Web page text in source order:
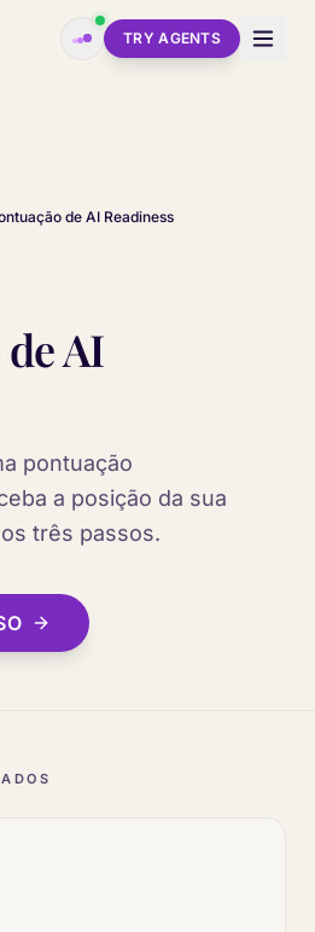
TRY AGENTS
de AI Readiness
AI
pontuação
a posição da sua
três passos.